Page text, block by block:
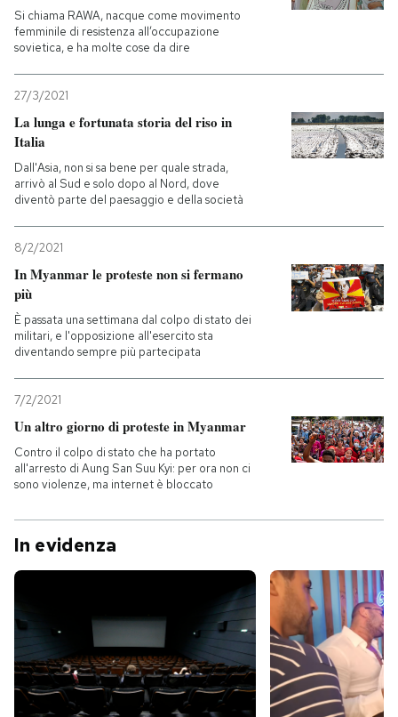
Si chiama RAWA, nacque come movimento
femminile di resistenza all’occupazione
sovietica, e ha molte cose da dire
27/3/2021
La lunga e fortunata storia del riso in
Italia
Dall'Asia, non si sa bene per quale strada,
arrivò al Sud e solo dopo al Nord, dove
diventò parte del paesaggio e della società
8/2/2021
In Myanmar le proteste non si fermano
più
È passata una settimana dal colpo di stato dei
militari, e l'opposizione all'esercito sta
diventando sempre più partecipata
7/2/2021
Un altro giorno di proteste in Myanmar
Contro il colpo di stato che ha portato
all'arresto di Aung San Suu Kyi: per ora non ci
sono violenze, ma internet è bloccato
In evidenza